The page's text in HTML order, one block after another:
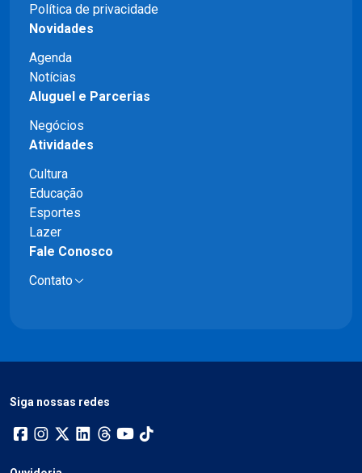
Política de privacidade
Novidades
Agenda
Notícias
Aluguel e Parcerias
Negócios
Atividades
Cultura
Educação
Esportes
Lazer
Fale Conosco
Contato
Siga nossas redes